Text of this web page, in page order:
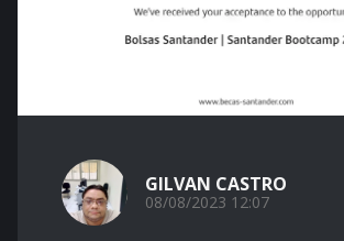
GILVAN CASTRO
08/08/2023 12:07